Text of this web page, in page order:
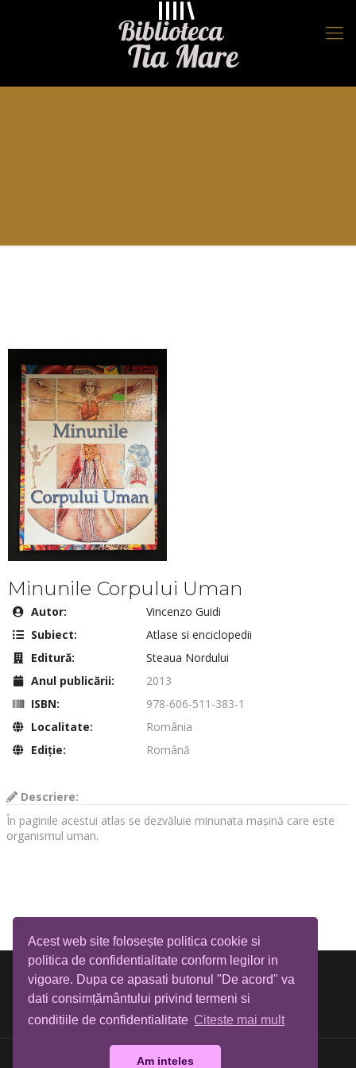
Acest web site folosește politica cookie si
politica de confidentialitate conform legilor in
vigoare. Dupa ce apasati butonul "De acord" va
dati consimțământului privind termeni si
conditiile de confidentialitate Citeste mai mult
Am inteles
Minunile Corpului Uman
Autor:
Vincenzo Guidi
Subiect:
Atlase si enciclopedii
Editură:
Steaua Nordului
Anul publicării:
2013
ISBN:
978-606-511-383-1
Localitate:
România
Ediţie:
Română
Descriere:
În paginile acestui atlas se dezvăluie minunata mașină care este
organismul uman.